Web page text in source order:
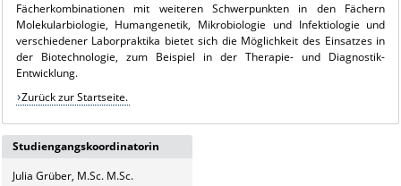
Fächerkombinationen mit weiteren Schwerpunkten in den Fächern
Molekularbiologie, Humangenetik, Mikrobiologie und Infektiologie und
verschiedener Laborpraktika bietet sich die Möglichkeit des Einsatzes in
der Biotechnologie, zum Beispiel in der Therapie- und Diagnostik-
Entwicklung.
Zurück zur Startseite.
Studiengangskoordinatorin
Julia Grüber, M.Sc. M.Sc.